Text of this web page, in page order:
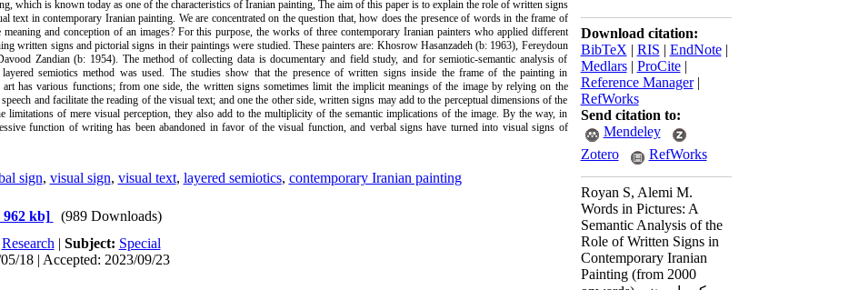
which is known today as one of the characteristics of Iranian painting, The aim of this paper is to explain the role of written signs
text in contemporary Iranian painting. We are concentrated on the question that, how does the presence of words in the frame of
meaning and conception of an images? For this purpose, the works of three contemporary Iranian painters who applied different
written signs and pictorial signs in their paintings were studied. These painters are: Khosrow Hasanzadeh (b: 1963), Fereydoun
Zandian (b: 1954). The method of collecting data is documentary and field study, and for semiotic-semantic analysis of
layered semiotics method was used. The studies show that the presence of written signs inside the frame of the painting in
art has various functions; from one side, the written signs sometimes limit the implicit meanings of the image by relying on the
and facilitate the reading of the visual text; and one the other side, written signs may add to the perceptual dimensions of the
limitations of mere visual perception, they also add to the multiplicity of the semantic implications of the image. By the way, in
function of writing has been abandoned in favor of the visual function, and verbal signs have turned into visual signs of
sign, visual sign, visual text, layered semiotics, contemporary Iranian painting
962 kb]
(989 Downloads)
Research | Subject: Special
18 | Accepted: 2023/09/23
Download citation:
BibTeX | RIS | EndNote|
Medlars| ProCite|
Reference Manager|
RefWorks
Send citation to:
Mendeley
Zotero
RefWorks
Royan S, Alemi M.
Words in Pictures: A
Semantic Analysis of the
Role of Written Signs in
Contemporary Iranian
Painting (from 2000